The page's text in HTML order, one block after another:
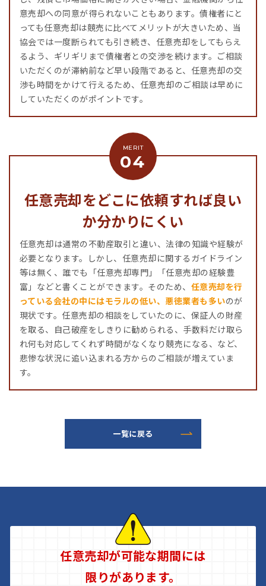
意売却への同意が得られないこともあります。債権者にと
っても任意売却は競売に比べてメリットが大きいため、当
協会では一度断られても引き続き、任意売却をしてもらえ
るよう、ギリギリまで債権者との交渉を続けます。ご相談
いただくのが滞納前など早い段階であると、任意売却の交
渉も時間をかけて行えるため、任意売却のご相談は早めに
していただくのがポイントです。
任意売却をどこに依頼すれば良い
か分かりにくい
任意売却は通常の不動産取引と違い、法律の知識や経験が
必要となります。しかし、任意売却に関するガイドライン
等は無く、誰でも「任意売却専門」「任意売却の経験豊
富」などと書くことができます。そのため、 任意売却を行
っている会社の中にはモラルの低い、悪徳業者も多いのが
現状です。任意売却の相談をしていたのに、保証人の財産
を取る、自己破産をしきりに勧められる、手数料だけ取ら
れ何も対応してくれず時間がなくなり競売になる、など、
悲惨な状況に追い込まれる方からのご相談が増えていま
す。
一覧に戻る
任意売却が可能な期間には
限りがあります。